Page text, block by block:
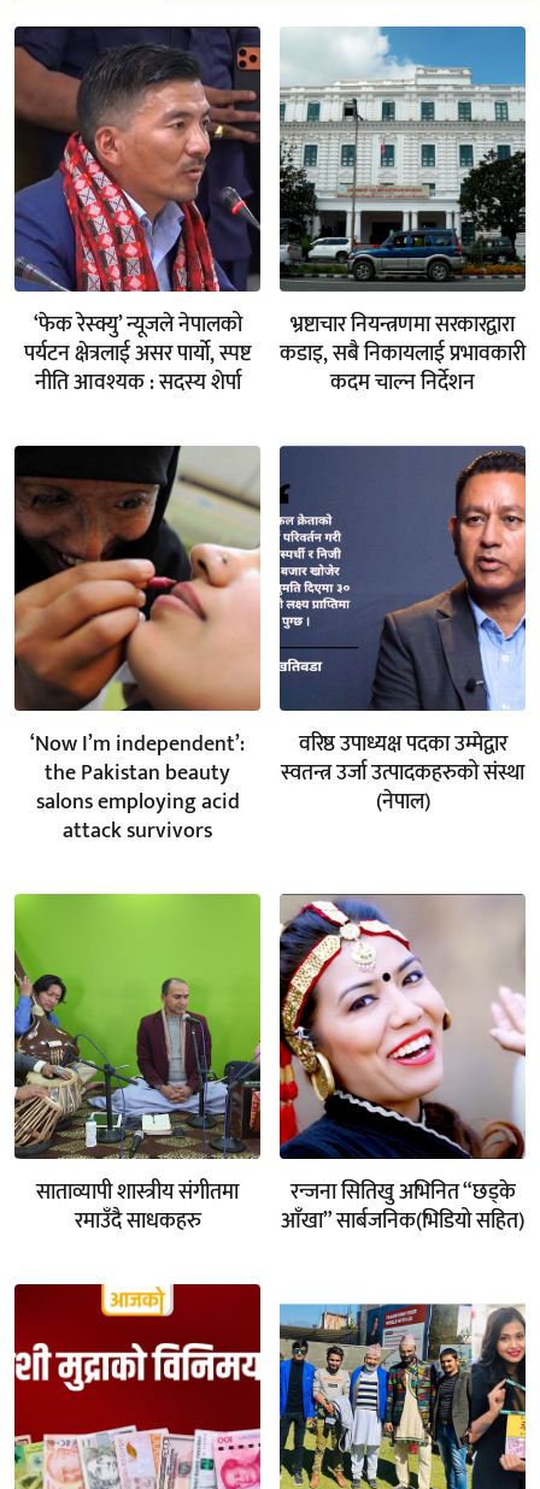
‘फेक रेस्क्यु’ न्यूजले नेपालको
पर्यटन क्षेत्रलाई असर पार्यो, स्पष्ट
नीति आवश्यक : सदस्य शेर्पा
भ्रष्टाचार नियन्त्रणमा सरकारद्वारा
कडाइ, सबै निकायलाई प्रभावकारी
कदम चाल्न निर्देशन
‘Now I’m independent’:
the Pakistan beauty
salons employing acid
attack survivors
वरिष्ठ उपाध्यक्ष पदका उम्मेद्वार
स्वतन्त्र उर्जा उत्पादकहरुको संस्था
(नेपाल)
साताव्यापी शास्त्रीय संगीतमा
रमाउँदै साधकहरु
रन्जना सितिखु अभिनित “छड्के
आँखा” सार्बजनिक(भिडियो सहित)